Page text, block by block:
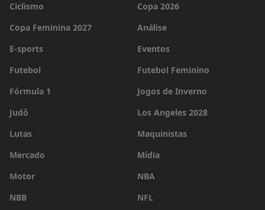
Ciclismo
Copa 2026
Copa Feminina 2027
Análise
E-sports
Eventos
Futebol
Futebol Feminino
Fórmula 1
Jogos de Inverno
Judô
Los Angeles 2028
Lutas
Maquinistas
Mercado
Mídia
Motor
NBA
NBB
NFL